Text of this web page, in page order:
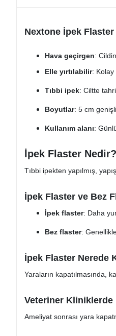
Nextone İpek
Hava geçirgen:
Elle yırtılabilir: Kolay
Tıbbi ipek: Ciltte
Boyutlar: 5 cm
Kullanım alanı:
İpek Flaster Nedir?
Tıbbi ipekten yapılmış,
İpek Flaster ve Bez
İpek flaster: Daha
Bez flaster:
İpek Flaster Nerede
Yaraların kapatılmasında,
Veteriner Kliniklerde
Ameliyat sonrası yara